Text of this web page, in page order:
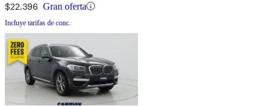
$22,396 Gran oferta
Incluye tarifas de conc.